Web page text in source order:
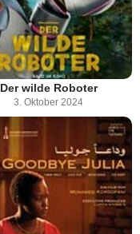
Der wilde Roboter
3. Oktober 2024